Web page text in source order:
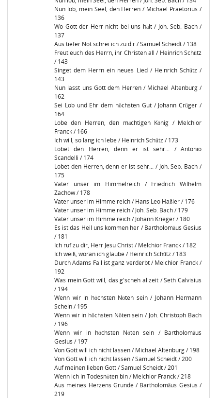
Nun lob, mein Seel, den Herren / Michael Praetorius /
136
Wo Gott der Herr nicht bei uns hält / Joh. Seb. Bach /
137
Aus tiefer Not schrei ich zu dir / Samuel Scheidt / 138
Freut euch des Herrn, ihr Christen all / Heinrich Schütz
/ 143
Singet dem Herrn ein neues Lied / Heinrich Schütz /
143
Nun lasst uns Gott dem Herren / Michael Altenburg /
162
Sei Lob und Ehr dem höchsten Gut / Johann Crüger /
164
Lobe den Herren, den mächtigen König / Melchior
Franck / 166
Ich will, so lang ich lebe / Heinrich Schütz / 173
Lobet den Herren, denn er ist sehr... / Antonio
Scandelli / 174
Lobet den Herren, denn er ist sehr... / Joh. Seb. Bach /
175
Vater unser im Himmelreich / Friedrich Wilhelm
Zachow / 178
Vater unser im Himmelreich / Hans Leo Haßler / 176
Vater unser im Himmelreich / Joh. Seb. Bach / 179
Vater unser im Himmelreich / Johann Krieger / 180
Es ist das Heil uns kommen her / Bartholomäus Gesius
/ 181
Ich ruf zu dir, Herr Jesu Christ / Melchior Franck / 182
Ich weiß, woran ich glaube / Heinrich Schütz / 183
Durch Adams Fall ist ganz verderbt / Melchior Franck /
192
Was mein Gott will, das g'scheh allzeit / Seth Calvisius
/ 194
Wenn wir in höchsten Nöten sein / Johann Hermann
Schein / 195
Wenn wir in höchsten Nöten sein / Joh. Christoph Bach
/ 196
Wenn wir in höchsten Nöten sein / Bartholomäus
Gesius / 197
Von Gott will ich nicht lassen / Michael Altenburg / 198
Von Gott will ich nicht lassen / Samuel Scheidt / 200
Auf meinen lieben Gott / Samuel Scheidt / 201
Wenn ich in Todesnöten bin / Melchior Franck / 218
Aus meines Herzens Grunde / Bartholomäus Gesius /
219